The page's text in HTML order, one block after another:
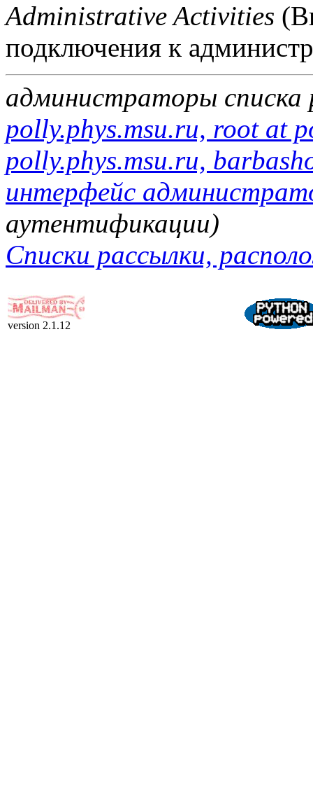
Administrative Activities
подключения к
администраторы списка
polly.phys.msu.ru, root at
polly.phys.msu.ru,
интерфейс
аутентификации)
Списки рассылки,
version 2.1.12